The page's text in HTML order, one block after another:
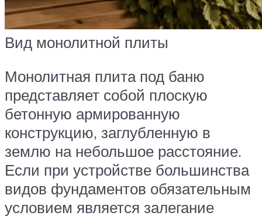
Вид монолитной плиты
Монолитная плита под баню
представляет собой плоскую
бетонную армированную
конструкцию, заглубленную в
землю на небольшое расстояние.
Если при устройстве большинства
видов фундаментов обязательным
условием является залегание